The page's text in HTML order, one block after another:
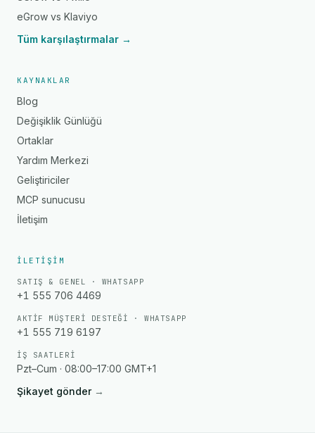
eGrow vs Klaviyo
Tüm karşılaştırmalar →
KAYNAKLAR
Blog
Değişiklik Günlüğü
Ortaklar
Yardım Merkezi
Geliştiriciler
MCP sunucusu
İletişim
İLETIŞIM
SATIŞ & GENEL · WHATSAPP
+1 555 706 4469
AKTIF MÜŞTERI DESTEĞI · WHATSAPP
+1 555 719 6197
İŞ SAATLERI
Pzt–Cum · 08:00–17:00 GMT+1
Şikayet gönder →